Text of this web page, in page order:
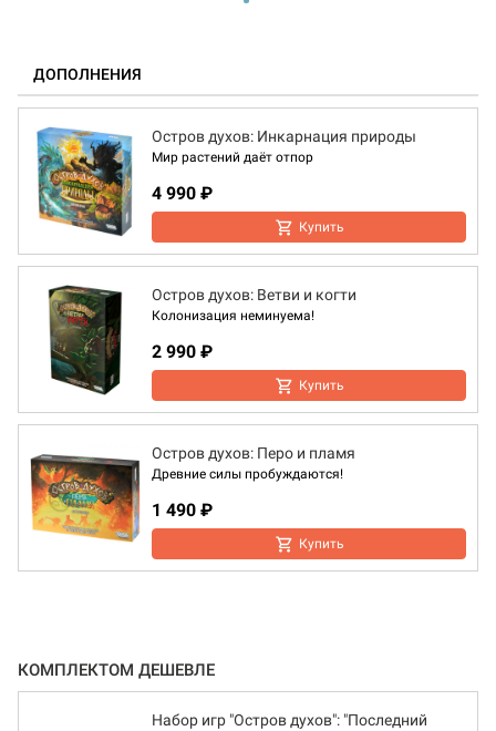
ДОПОЛНЕНИЯ
Остров духов: Инкарнация природы
Мир растений даёт отпор
4 990 ₽
Купить
Остров духов: Ветви и когти
Колонизация неминуема!
2 990 ₽
Купить
Остров духов: Перо и пламя
Древние силы пробуждаются!
1 490 ₽
Купить
КОМПЛЕКТОМ ДЕШЕВЛЕ
Набор игр "Остров духов": "Последний